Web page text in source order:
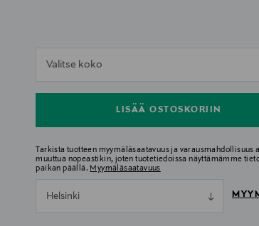
Valitse koko
LISÄÄ OSTOSKORIIN
Tarkista tuotteen myymäläsaatavuus ja varausmahdollisuus
muuttua nopeastikin, joten tuotetiedoissa näyttämämme
paikan päällä. Myymäläsaatavuus
Helsinki